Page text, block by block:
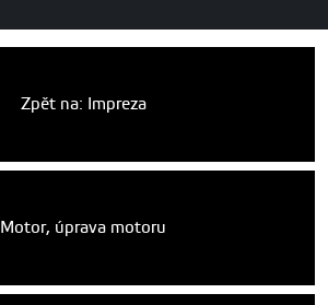
Zpět na: Impreza
Motor, úprava motoru